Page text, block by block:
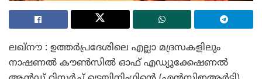
ലഖ്‌നൗ : ഉത്തർപ്രദേശിലെ എല്ലാ മദ്രസകളിലും
നാഷണൽ കൗൺസിൽ ഓഫ് എഡ്യൂക്കേഷണൽ